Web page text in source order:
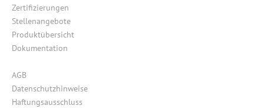
Zertifizierungen
Stellenangebote
Produktübersicht
Dokumentation
AGB
Datenschutzhinweise
Haftungsausschluss